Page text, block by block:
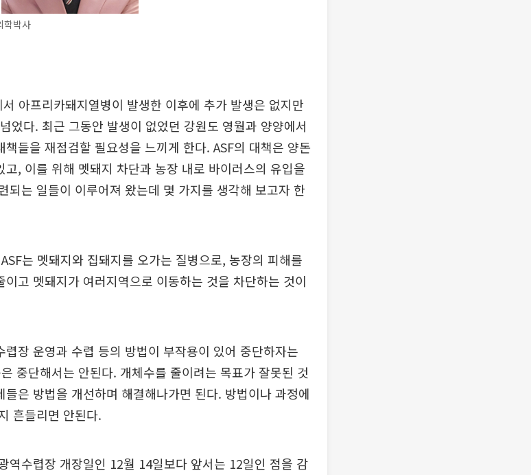
학박사
아프리카돼지열병이 발생한 이후에 추가 발생은 없지만
었다. 최근 그동안 발생이 없었던 강원도 영월과 양양에서
들을 재점검할 필요성을 느끼게 한다. ASF의 대책은 양돈
, 이를 위해 멧돼지 차단과 농장 내로 바이러스의 유입을
되는 일들이 이루어져 왔는데 몇 가지를 생각해 보고자 한
는 멧돼지와 집돼지를 오가는 질병으로, 농장의 피해를
고 멧돼지가 여러지역으로 이동하는 것을 차단하는 것이
장 운영과 수렵 등의 방법이 부작용이 있어 중단하자는
중단해서는 안된다. 개체수를 줄이려는 목표가 잘못된 것
은 방법을 개선하며 해결해나가면 된다. 방법이나 과정에
흔들리면 안된다.
역수렵장 개장일인 12월 14일보다 앞서는 12일인 점을 감